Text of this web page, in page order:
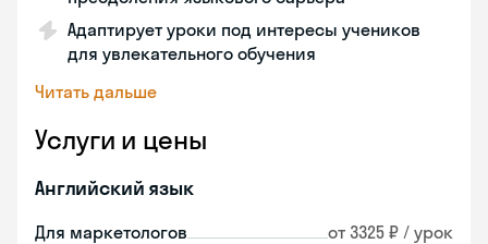
Адаптирует уроки под интересы учеников
для увлекательного обучения
Читать дальше
Услуги и цены
Английский язык
Для маркетологов от 3325 ₽ / урок